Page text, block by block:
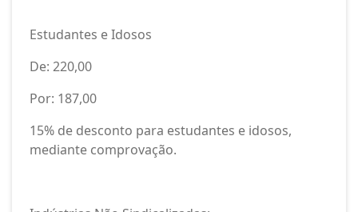
Estudantes e Idosos
De: 220,00
Por: 187,00
15% de desconto para estudantes e idosos,
mediante comprovação.